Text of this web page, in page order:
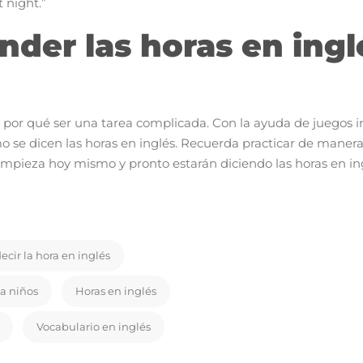
las horas en
qué ser una tarea complicada. Con la ayuda de juegos
se dicen las horas en inglés. Recuerda practicar de
hoy mismo y pronto estarán diciendo las horas en
la hora en inglés
niños Horas en inglés
Vocabulario en inglés